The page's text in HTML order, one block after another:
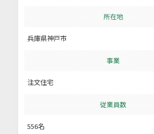
所在地
兵庫県神戸市
事業
注文住宅
従業員数
556名